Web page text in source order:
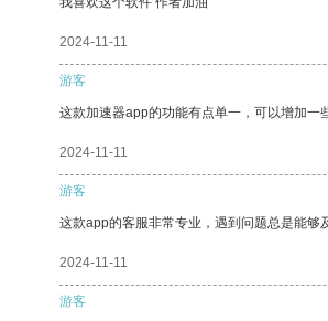
2024-11-11
游客
这款加速器app的功能有点单一，可以增加一
2024-11-11
游客
这款app的客服非常专业，遇到问题总是能够
2024-11-11
游客